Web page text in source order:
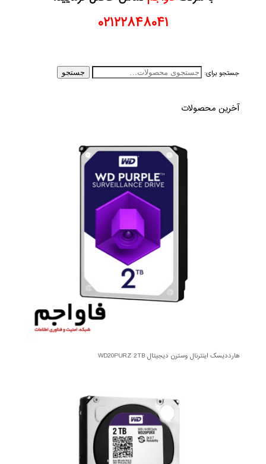
۰۲۱۲۲۸۴۸۰۴۱
جستجو برای: جستجو
آخرین محصولات
هارددیسک اینترنال وسترن دیجیتال WD20PURZ 2TB